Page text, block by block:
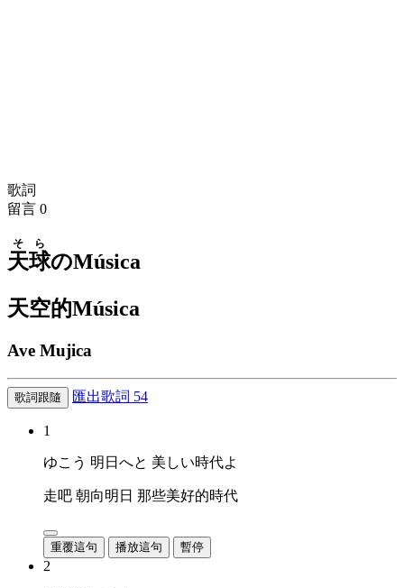
歌詞
留言 0
天球
そら
のMúsica
天空的Música
Ave Mujica
歌詞跟隨 匯出歌詞 54
1
ゆこう 明日へと 美しい時代よ
走吧 朝向明日 那些美好的時代
重覆這句 播放這句 暫停
2